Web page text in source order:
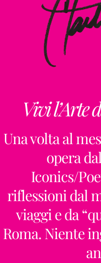
Vivi l’Arte
Una volta al
opera
Iconics/
riflessioni dal
viaggi e da
Roma. Niente